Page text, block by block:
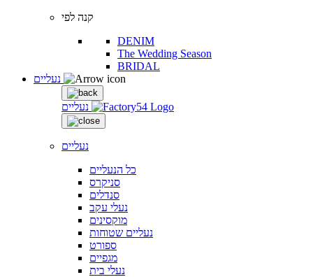
קנה לפי
DENIM
The Wedding Season
BRIDAL
נעליים
נעליים
כל הנעליים
סניקרס
סנדלים
נעלי עקב
מוקסינים
נעליים שטוחות
ספורט
מגפיים
נעלי בית